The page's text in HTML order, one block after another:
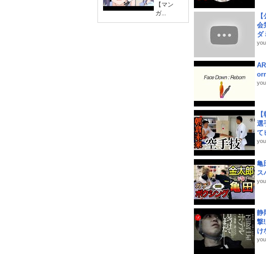
【マン
ガ...
会
ダ
選
て
亀
ス
静
撃
け